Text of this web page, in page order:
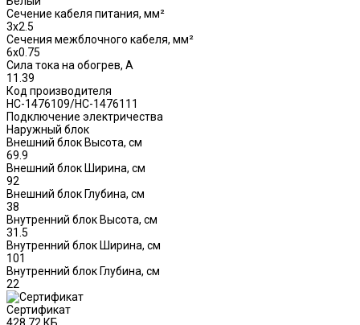
Сечение кабеля питания, мм²
3x2.5
Сечения межблочного кабеля, мм²
6x0.75
Сила тока на обогрев, А
11.39
Код производителя
НС-1476109/НС-1476111
Подключение электричества
Наружный блок
Внешний блок Высота, см
69.9
Внешний блок Ширина, см
92
Внешний блок Глубина, см
38
Внутренний блок Высота, см
31.5
Внутренний блок Ширина, см
101
Внутренний блок Глубина, см
22
Сертификат
428.72 КБ